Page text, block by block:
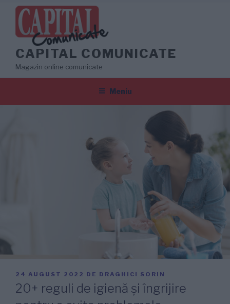
conținut
CAPITAL COMUNICATE
Magazin online comunicate
Meniu
PUBLICAT
PE
24 AUGUST 2022 DE DRAGHICI SORIN
20+ reguli de igienă și îngrijire